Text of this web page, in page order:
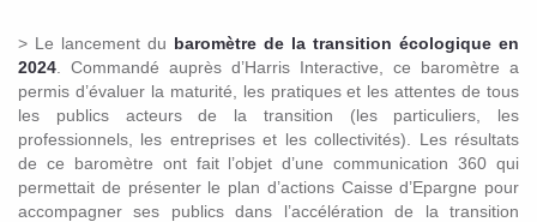
> Le lancement du baromètre de la transition écologique en
2024 . Commandé auprès d’Harris Interactive, ce baromètre a
permis d’évaluer la maturité, les pratiques et les attentes de tous
les publics acteurs de la transition (les particuliers, les
professionnels, les entreprises et les collectivités). Les résultats
de ce baromètre ont fait l’objet d’une communication 360 qui
permettait de présenter le plan d’actions Caisse d’Epargne pour
accompagner ses publics dans l’accélération de la transition